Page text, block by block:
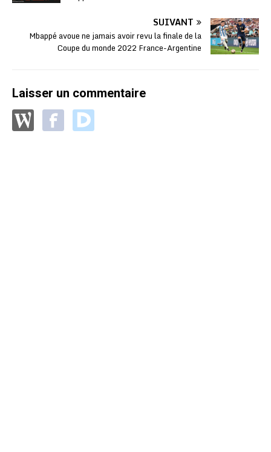
SUIVANT
Mbappé avoue ne jamais avoir revu la finale de la
Coupe du monde 2022 France-Argentine
Laisser un commentaire